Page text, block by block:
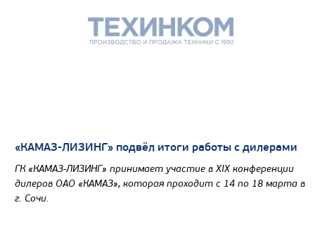
«КАМАЗ-ЛИЗИНГ» подвёл итоги работы с дилерами
ГК «КАМАЗ-ЛИЗИНГ» принимает участие в XIХ конференции
дилеров ОАО «КАМАЗ», которая проходит с 14 по 18 марта в
г. Сочи.